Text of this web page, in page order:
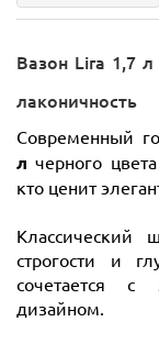
Вазон Lira 1,7
лаконичность
Современный
л черного
кто ценит
Классический
строгости и
сочетается
дизайном.